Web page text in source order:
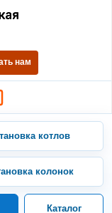
Газовая
нам
котлов
колонок
Каталог